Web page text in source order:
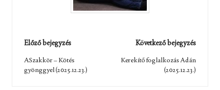
Post
navigation
Előző bejegyzés
ASzakkör – Kötés
gyönggyel (2025.12.23.)
Következő bejegyzés
Kerekítő foglalkozás Adán
(2025.12.23.)